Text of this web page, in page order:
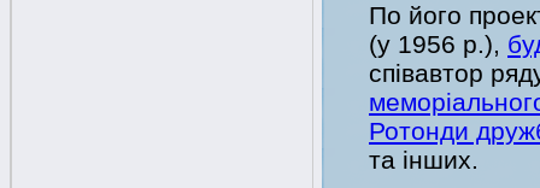
По його
(у 1956 р.),
співавтор
Ротонди
та інших.